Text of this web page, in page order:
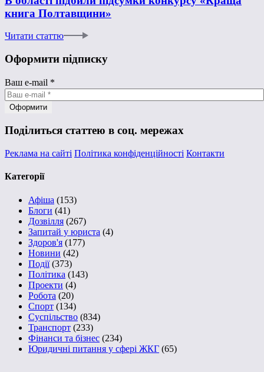
книга Полтавщини»
Читати статтю
Оформити підписку
Ваш e-mail *
Поділиться статтею в соц. мережах
Реклама на сайті Політика конфіденційності Контакти
Категорії
Афіша (153)
Блоги (41)
Дозвілля (267)
Запитай у юриста (4)
Здоров'я (177)
Новини (42)
Події(373)
Політика (143)
Проекти (4)
Робота (20)
Спорт (134)
Суспільство (834)
Транспорт (233)
Фінанси та бізнес (234)
Юридичні питання у сфері ЖКГ (65)